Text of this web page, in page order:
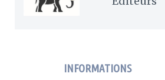
INFORMATIONS